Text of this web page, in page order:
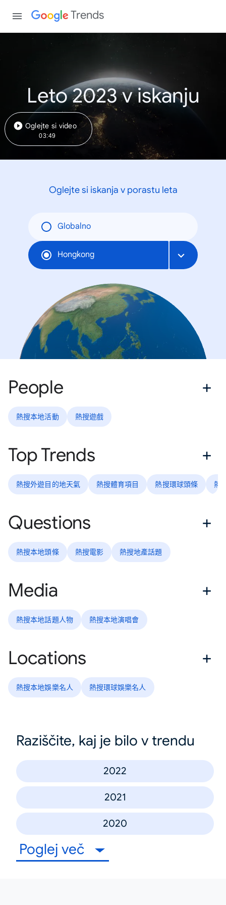
Trends
Leto 2023 v iskanju
Oglejte si video
03:49
Oglejte si iskanja v porastu leta
Globalno
Hongkong
People
熱搜本地活動 熱搜遊戲
Top Trends
熱搜外遊目的地天氣 熱搜體育項目 熱搜環球頭條 熱
Questions
熱搜本地頭條 熱搜電影 熱搜地產話題
Media
熱搜本地話題人物 熱搜本地演唱會
Locations
熱搜本地娛樂名人 熱搜環球娛樂名人
Raziščite, kaj je bilo v trendu
2022
2021
2020
Poglej več